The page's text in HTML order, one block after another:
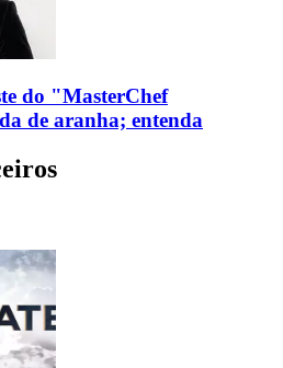
do "MasterChef
de aranha; entenda